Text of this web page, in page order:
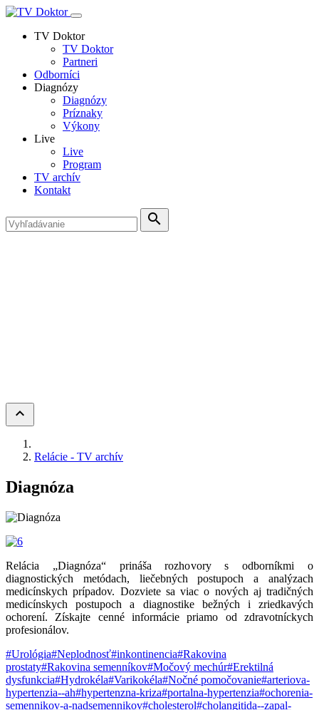
TV Doktor
TV Doktor
Partneri
Odborníci
Diagnózy
Diagnózy
Príznaky
Výkony
Live
Live
Program
TV archív
Kontakt
search
keyboard_arrow_up
Relácie - TV archív
Diagnóza
Relácia „Diagnóza“ prináša rozhovory s odborníkmi o
diagnostických metódach, liečebných postupoch a analýzach
medicínskych prípadov. Dozviete sa viac o nových aj tradičných
medicínskych postupoch a diagnostike bežných i zriedkavých
ochorení. Získajte cenné informácie priamo od zdravotníckych
profesionálov.
#Urológia#Neplodnosť#inkontinencia#Rakovina
prostaty#Rakovina semenníkov#Močový mechúr#Erektilná
dysfunkcia#Hydrokéla#Varikokéla#Nočné pomočovanie#arteriova-
hypertenzia--ah#hypertenzna-kriza#portalna-hypertenzia#ochorenia-
semennikov-a-nadsemennikov#cholesterol#cholangitida--zapal-